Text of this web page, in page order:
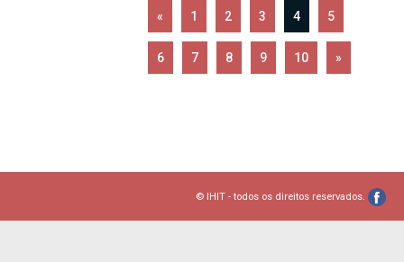
« 1 2 3 4 5
6 7 8 9 10 »
© IHIT - todos os direitos reservados.